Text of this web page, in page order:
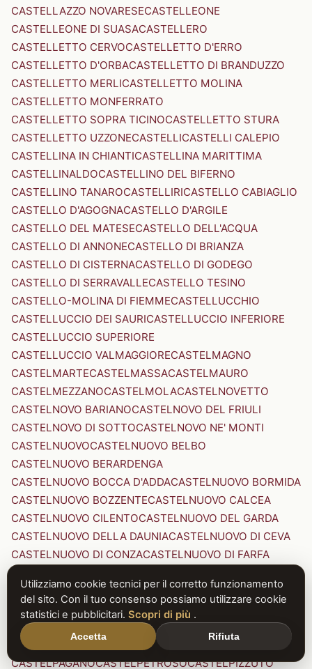
CASTELLAZZO NOVARESECASTELLEONE
CASTELLEONE DI SUASACASTELLERO
CASTELLETTO CERVOCASTELLETTO D'ERRO
CASTELLETTO D'ORBACASTELLETTO DI BRANDUZZO
CASTELLETTO MERLICASTELLETTO MOLINA
CASTELLETTO MONFERRATO
CASTELLETTO SOPRA TICINOCASTELLETTO STURA
CASTELLETTO UZZONECASTELLICASTELLI CALEPIO
CASTELLINA IN CHIANTICASTELLINA MARITTIMA
CASTELLINALDOCASTELLINO DEL BIFERNO
CASTELLINO TANAROCASTELLIRICASTELLO CABIAGLIO
CASTELLO D'AGOGNACASTELLO D'ARGILE
CASTELLO DEL MATESECASTELLO DELL'ACQUA
CASTELLO DI ANNONECASTELLO DI BRIANZA
CASTELLO DI CISTERNACASTELLO DI GODEGO
CASTELLO DI SERRAVALLECASTELLO TESINO
CASTELLO-MOLINA DI FIEMMECASTELLUCCHIO
CASTELLUCCIO DEI SAURICASTELLUCCIO INFERIORE
CASTELLUCCIO SUPERIORE
CASTELLUCCIO VALMAGGIORECASTELMAGNO
CASTELMARTECASTELMASSACASTELMAURO
CASTELMEZZANOCASTELMOLACASTELNOVETTO
CASTELNOVO BARIANOCASTELNOVO DEL FRIULI
CASTELNOVO DI SOTTOCASTELNOVO NE' MONTI
CASTELNUOVOCASTELNUOVO BELBO
CASTELNUOVO BERARDENGA
CASTELNUOVO BOCCA D'ADDACASTELNUOVO BORMIDA
CASTELNUOVO BOZZENTECASTELNUOVO CALCEA
CASTELNUOVO CILENTOCASTELNUOVO DEL GARDA
CASTELNUOVO DELLA DAUNIACASTELNUOVO DI CEVA
CASTELNUOVO DI CONZACASTELNUOVO DI FARFA
CASTELNUOVO DI PORTO CASTELNUOVO DON BOSCO
CASTELNUOVO MAGRACASTELNUOVO NIGRA
CASTELNUOVO PARANOCASTELNUOVO RANGONE
CASTELNUOVO SCRIVIA
CASTELNUOVO VAL DI CECINA
CASTELPAGANOCASTELPETROSOCASTELPIZZUTO
Utilizziamo cookie tecnici per il corretto funzionamento
del sito. Con il tuo consenso possiamo utilizzare cookie
statistici e pubblicitari. Scopri di più .
Accetta Rifiuta